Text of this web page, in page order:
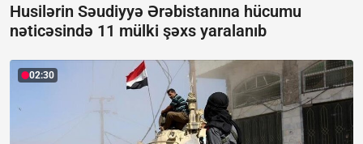
Husilərin Səudiyyə Ərəbistanına hücumu
nəticəsində 11 mülki şəxs yaralanıb
02:30